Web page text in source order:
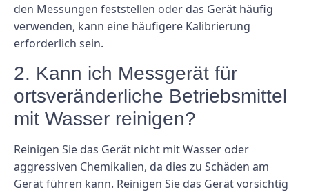
den Messungen feststellen oder das Gerät häufig
verwenden, kann eine häufigere Kalibrierung
erforderlich sein.
2. Kann ich Messgerät für
ortsveränderliche Betriebsmittel
mit Wasser reinigen?
Reinigen Sie das Gerät nicht mit Wasser oder
aggressiven Chemikalien, da dies zu Schäden am
Gerät führen kann. Reinigen Sie das Gerät vorsichtig